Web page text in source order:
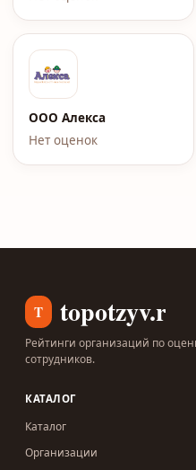
ООО Алекса
Нет оценок
T topotzyv.ru
Рейтинги организаций по
сотрудников.
КАТАЛОГ
Каталог
Организации